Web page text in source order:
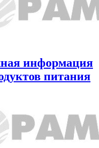
информация
питания